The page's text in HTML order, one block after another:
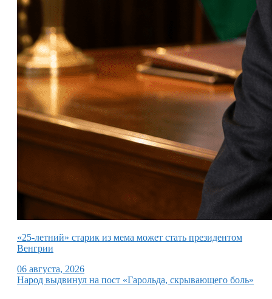
«25-летний» старик из мема может стать президентом
Венгрии
06 августа, 2026
Народ выдвинул на пост «Гарольда, скрывающего боль»